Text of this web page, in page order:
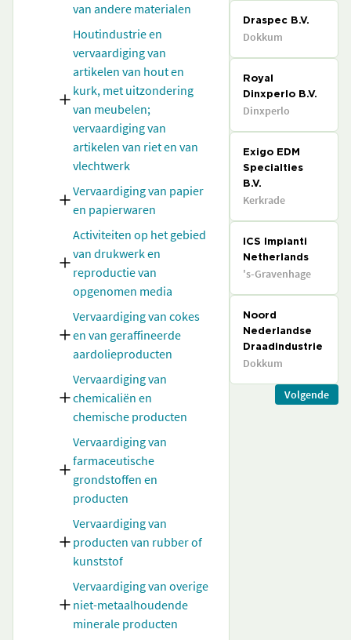
van andere materialen
Houtindustrie en
vervaardiging van
artikelen van hout en
kurk, met uitzondering
van meubelen;
vervaardiging van
artikelen van riet en van
vlechtwerk
Vervaardiging van papier
en papierwaren
Activiteiten op het gebied
van drukwerk en
reproductie van
opgenomen media
Vervaardiging van cokes
en van geraffineerde
aardolieproducten
Vervaardiging van
chemicaliën en
chemische producten
Vervaardiging van
farmaceutische
grondstoffen en
producten
Vervaardiging van
producten van rubber of
kunststof
Vervaardiging van overige
niet-metaalhoudende
minerale producten
Draspec B.V.
Dokkum
Royal
Dinxperlo B.V.
Dinxperlo
Exigo EDM
Specialties
B.V.
Kerkrade
ICS Impianti
Netherlands
's-Gravenhage
Noord
Nederlandse
Draadindustrie
Dokkum
Volgende